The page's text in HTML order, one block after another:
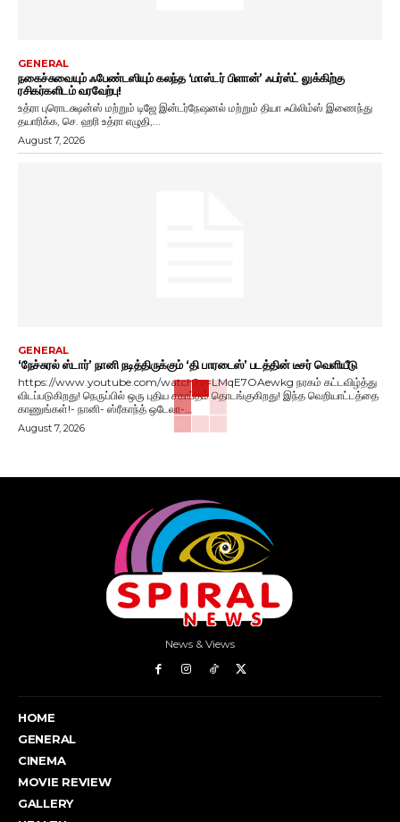
GENERAL
நகைச்சுவையும் ஃபேண்டஸியும் கலந்த ‘மாஸ்டர் பிளான்’ ஃபர்ஸ்ட் லுக்கிற்கு
ரசிகர்களிடம் வரவேற்பு!
உத்ரா புரொடக்ஷன்ஸ் மற்றும் டிஜே இன்டர்நேஷனல் மற்றும் தியா ஃபிலிம்ஸ் இணைந்து
தயாரிக்க, செ. ஹரி உத்ரா எழுதி,...
August 7, 2026
GENERAL
‘நேச்சுரல் ஸ்டார்’ நானி நடித்திருக்கும் ‘தி பாரடைஸ்’ படத்தின் டீசர் வெளியீடு
https://www.youtube.com/watch?v=LMqE7OAewkg நரகம் கட்டவிழ்த்து
விடப்படுகிறது! நெருப்பில் ஒரு புதிய சகாப்தம் தொடங்குகிறது! இந்த வெறியாட்டத்தை
காணுங்கள்!- நானி- ஸ்ரீகாந்த் ஒடேலா-...
August 7, 2026
News & Views
HOME
GENERAL
CINEMA
MOVIE REVIEW
GALLERY